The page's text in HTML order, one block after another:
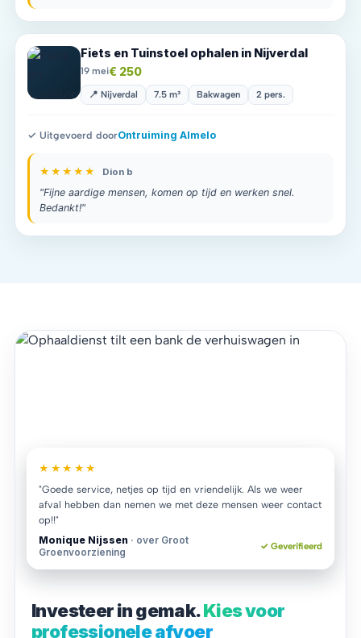
Fiets en Tuinstoel ophalen in Nijverdal
19 mei€ 250
📍 Nijverdal 7.5 m³ Bakwagen 2 pers.
✓ Uitgevoerd doorOntruiming Almelo
★★★★★ Dion b
"Fijne aardige mensen, komen op tijd en werken snel.
Bedankt!"
★★★★★
"Goede service, netjes op tijd en vriendelijk. Als we weer
afval hebben dan nemen we met deze mensen weer contact
op!!"
Monique Nijssen · over Groot
Groenvoorziening
✓ Geverifieerd
Investeer in gemak.Kies voor
professionele afvoer